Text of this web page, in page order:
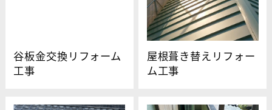
谷板金交換リフォーム
工事
屋根葺き替えリフォー
ム工事